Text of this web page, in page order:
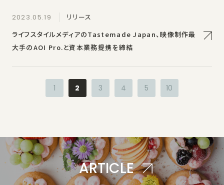
2023.05.19
リリース
ライフスタイルメディアのTastemade Japan、映像制作最
大手のAOI Pro.と資本業務提携を締結
1 2 3 4 5 10
ARTICLE